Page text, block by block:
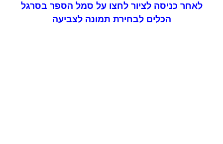
לאחר כניסה לציור לחצו על סמל הספר בסרגל
הכלים לבחירת תמונה לצביעה